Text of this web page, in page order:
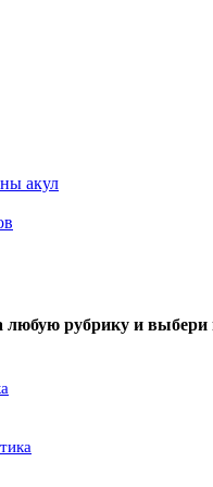
акул
рубрику и выбери